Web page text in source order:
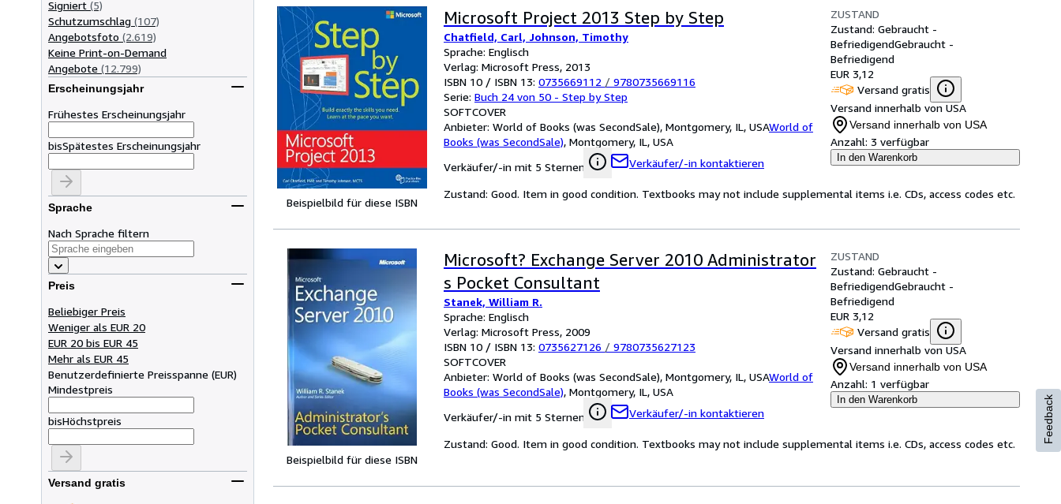
Signiert (5)
Schutzumschlag (107)
Angebotsfoto (2.619)
Keine Print-on-Demand
Angebote (12.799)
Erscheinungsjahr
Frühestes Erscheinungsjahr
bisSpätestes Erscheinungsjahr
Sprache
Nach Sprache filtern
Preis
Beliebiger Preis
Weniger als EUR 20
EUR 20 bis EUR 45
Mehr als EUR 45
Benutzerdefinierte Preisspanne (EUR)
Mindestpreis
bisHöchstpreis
Versand gratis
Beispielbild für diese ISBN
Microsoft Project 2013 Step by Step
Chatfield, Carl, Johnson, Timothy
Sprache: Englisch
Verlag: Microsoft Press, 2013
ISBN 10 / ISBN 13: 0735669112 / 9780735669116
Serie: Buch 24 von 50 - Step by Step
SOFTCOVER
Anbieter: World of Books (was SecondSale), Montgomery, IL, USAWorld of
Books (was SecondSale), Montgomery, IL, USA
Verkäufer/-in mit 5 Sternen
Verkäufer/-in kontaktieren
ZUSTAND
Zustand: Gebraucht -
BefriedigendGebraucht -
Befriedigend
EUR 3,12
Versand gratis
Versand innerhalb von USA
Versand innerhalb von USA
Anzahl: 3 verfügbar
In den Warenkorb
Zustand: Good. Item in good condition. Textbooks may not include supplemental items i.e. CDs, access codes etc.
Beispielbild für diese ISBN
Microsoft? Exchange Server 2010 Administrator
s Pocket Consultant
Stanek, William R.
Sprache: Englisch
Verlag: Microsoft Press, 2009
ISBN 10 / ISBN 13: 0735627126 / 9780735627123
SOFTCOVER
Anbieter: World of Books (was SecondSale), Montgomery, IL, USAWorld of
Books (was SecondSale), Montgomery, IL, USA
Verkäufer/-in mit 5 Sternen
Verkäufer/-in kontaktieren
ZUSTAND
Zustand: Gebraucht -
BefriedigendGebraucht -
Befriedigend
EUR 3,12
Versand gratis
Versand innerhalb von USA
Versand innerhalb von USA
Anzahl: 1 verfügbar
In den Warenkorb
Zustand: Good. Item in good condition. Textbooks may not include supplemental items i.e. CDs, access codes etc. Feedback